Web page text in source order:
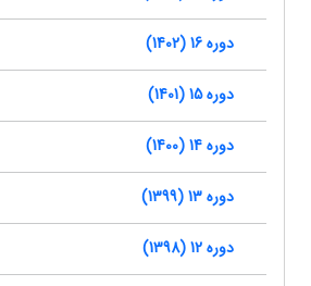
دوره 16 (1402)
دوره 15 (1401)
دوره 14 (1400)
دوره 13 (1399)
دوره 12 (1398)